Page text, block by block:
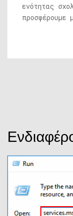
ενότητας
προσφέρουμε